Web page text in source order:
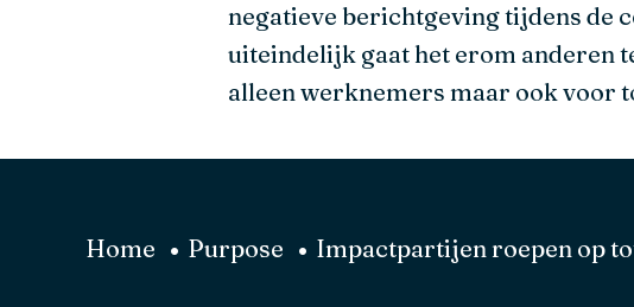
negatieve berichtgeving tijdens de
uiteindelijk gaat het erom anderen
alleen werknemers maar ook voor
Home Purpose Impactpartijen roepen op